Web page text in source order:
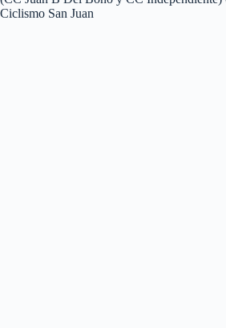
Ciclismo San Juan